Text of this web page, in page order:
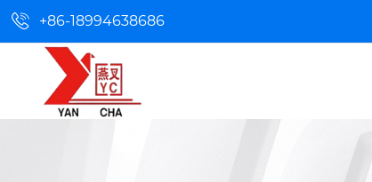
 +86-18994638686